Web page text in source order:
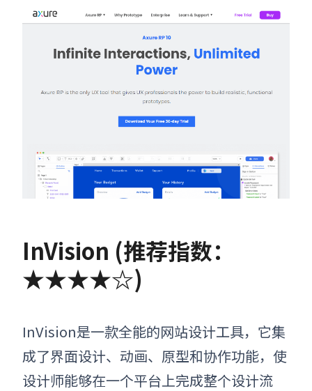
InVision (推荐指数：
★★★★☆)
InVision是一款全能的网站设计工具，它集
成了界面设计、动画、原型和协作功能，使
设计师能够在一个平台上完成整个设计流